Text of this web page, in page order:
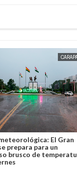
El Gran
prepara para un
brusco de